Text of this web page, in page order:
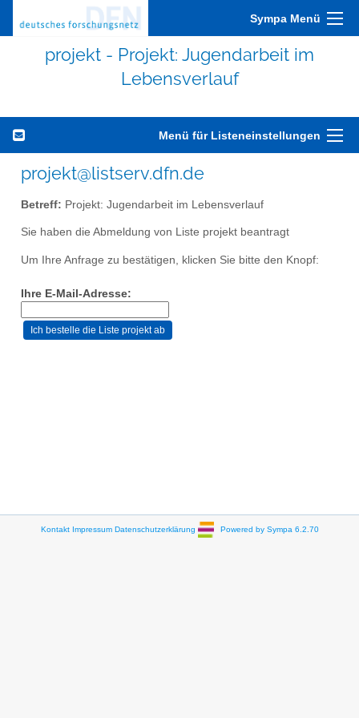
Sympa Menü
projekt - Projekt: Jugendarbeit im
Lebensverlauf
Menü für Listeneinstellungen
projekt@listserv.dfn.de
Betreff: Projekt: Jugendarbeit im Lebensverlauf
Sie haben die Abmeldung von Liste projekt beantragt
Um Ihre Anfrage zu bestätigen, klicken Sie bitte den Knopf:
Ihre E-Mail-Adresse:
Kontakt Impressum Datenschutzerklärung Powered by Sympa 6.2.70